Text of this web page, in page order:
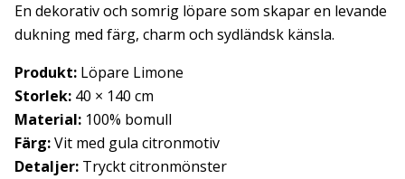
En dekorativ och somrig löpare som skapar en levande
dukning med färg, charm och sydländsk känsla.
Produkt: Löpare Limone
Storlek: 40 × 140 cm
Material: 100% bomull
Färg:Vit med gula citronmotiv
Detaljer: Tryckt citronmönster